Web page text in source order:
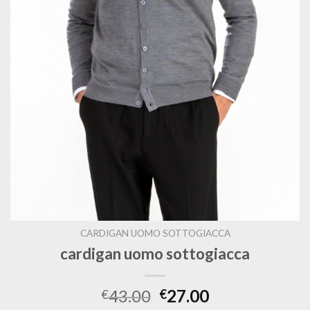
CARDIGAN UOMO SOTTOGIACCA
cardigan uomo sottogiacca
€43.00 €27.00